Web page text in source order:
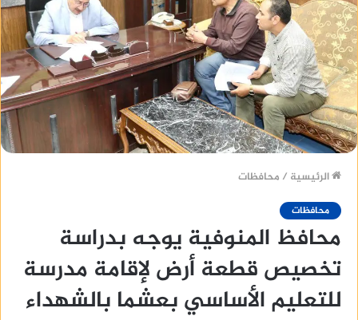
الرئيسية / محافظات
محافظات
محافظ المنوفية يوجه بدراسة
تخصيص قطعة أرض لإقامة مدرسة
للتعليم الأساسي بعشما بالشهداء